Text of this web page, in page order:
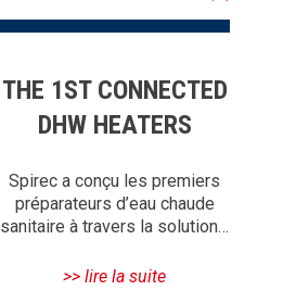
THE 1ST CONNECTED
DHW HEATERS
Spirec a conçu les premiers
préparateurs d’eau chaude
sanitaire à travers la solution…
>> lire la suite